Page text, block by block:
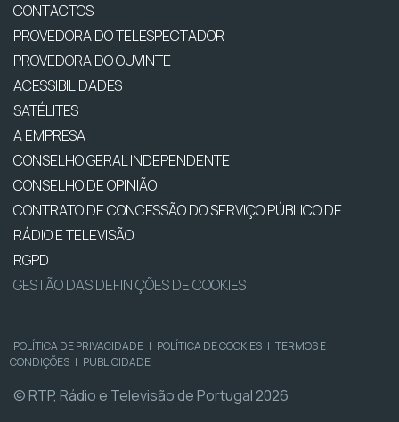
CONTACTOS
PROVEDORA DO TELESPECTADOR
PROVEDORA DO OUVINTE
ACESSIBILIDADES
SATÉLITES
A EMPRESA
CONSELHO GERAL INDEPENDENTE
CONSELHO DE OPINIÃO
CONTRATO DE CONCESSÃO DO SERVIÇO PÚBLICO DE
RÁDIO E TELEVISÃO
RGPD
GESTÃO DAS DEFINIÇÕES DE COOKIES
POLÍTICA DE PRIVACIDADE | POLÍTICA DE COOKIES | TERMOS E
CONDIÇÕES | PUBLICIDADE
© RTP, Rádio e Televisão de Portugal 2026